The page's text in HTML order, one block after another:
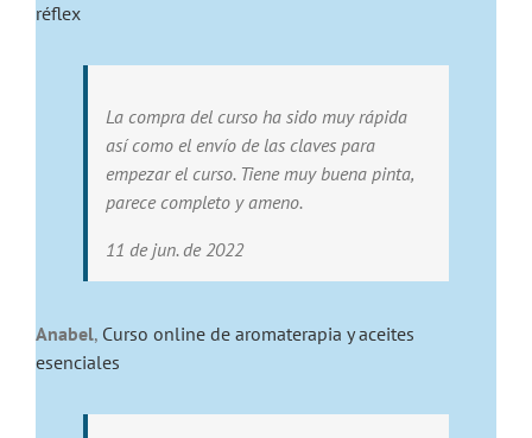
réflex
La compra del curso ha sido muy rápida
así como el envío de las claves para
empezar el curso. Tiene muy buena pinta,
parece completo y ameno.
11 de jun. de 2022
Anabel, Curso online de aromaterapia y aceites
esenciales